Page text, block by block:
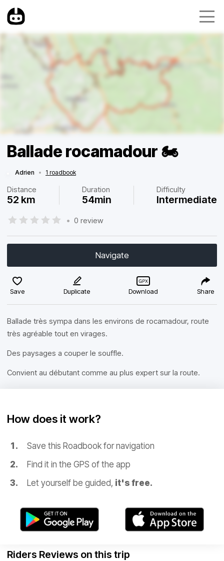
Ballade rocamadour 🏍️
Adrien • 1 roadbook
Distance
52 km
Duration
54min
Difficulty
Intermediate
• 0 review
Navigate
Save Duplicate Download Share
Ballade très sympa dans les environs de rocamadour, route
très agréable tout en virages.
Des paysages a couper le souffle.
Convient au débutant comme au plus expert sur la route.
How does it work?
Save this Roadbook for navigation
Find it in the GPS of the app
Let yourself be guided, it's free.
Riders Reviews on this trip